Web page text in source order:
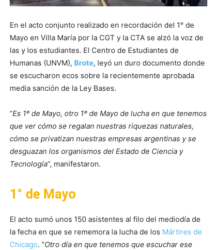
En el acto conjunto realizado en recordación del 1° de
Mayo en Villa María por la CGT y la CTA se alzó la voz de
las y los estudiantes. El Centro de Estudiantes de
Humanas (UNVM), Brote, leyó un duro documento donde
se escucharon ecos sobre la recientemente aprobada
media sanción de la Ley Bases.
“Es 1º de Mayo, otro 1º de Mayo de lucha en que tenemos
que ver cómo se regalan nuestras riquezas naturales,
cómo se privatizan nuestras empresas argentinas y se
desguazan los organismos del Estado de Ciencia y
Tecnología”, manifestaron.
1° de Mayo
El acto sumó unos 150 asistentes al filo del mediodía de
la fecha en que se rememora la lucha de los Mártires de
Chicago. “Otro día en que tenemos que escuchar ese